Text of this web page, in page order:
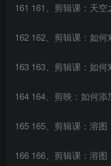
161 161、剪辑课：天空
162 162、剪辑课：如何
163 163、剪辑课：如何
164 164、剪映：如何添
165 165、剪辑课：溶图
166 166、剪辑课：溶图